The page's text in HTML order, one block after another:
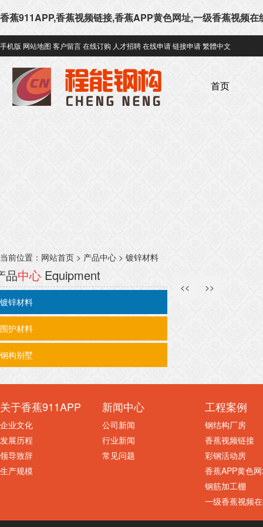
香蕉911APP,香蕉视频链接,香蕉APP黄色网址,一级香蕉视频在
手机版 网站地图 客户留言在线订购 人才招聘在线申请链接申请繁體中文
首页
当前位置： 网站首页 > 产品中心 > 镀锌材料
品中心 Equipment
镀锌材料
围护材料
钢构别墅
<< >>
关于香蕉911APP
企业文化
发展历程
领导致辞
生产规模
新闻中心
公司新闻
行业新闻
常见问题
工程案例
钢结构厂房
香蕉视频链接
彩钢活动房
香蕉APP黄色
钢筋加工棚
一级香蕉视频